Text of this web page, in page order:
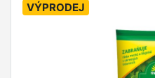
VÝPRODEJ